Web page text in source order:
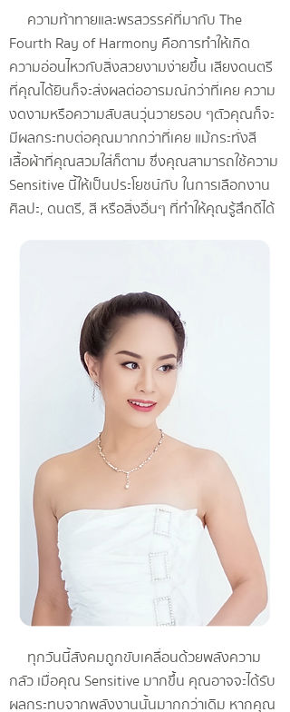
ความท้าทายและพรสวรรค์ที่มากับ The
Fourth Ray of Harmony คือการทำให้เกิด
ความอ่อนไหวกับสิ่งสวยงามง่ายขึ้น เสียงดนตรี
ที่คุณได้ยินก็จะส่งผลต่ออารมณ์กว่าที่เคย ความ
งดงามหรือความสับสนวุ่นวายรอบ ๆตัวคุณก็จะ
มีผลกระทบต่อคุณมากกว่าที่เคย แม้กระทั่งสี
เสื้อผ้าที่คุณสวมใส่ก็ตาม ซึ่งคุณสามารถใช้ความ
Sensitive นี้ให้เป็นประโยชน์กับ ในการเลือกงาน
ศิลปะ, ดนตรี, สี หรือสิ่งอื่นๆ ที่ทำให้คุณรู้สึกดีได้
ทุกวันนี้สังคมถูกขับเคลื่อนด้วยพลังความ
กลัว เมื่อคุณ Sensitive มากขึ้น คุณอาจจะได้รับ
ผลกระทบจากพลังงานนั้นมากกว่าเดิม หากคุณ